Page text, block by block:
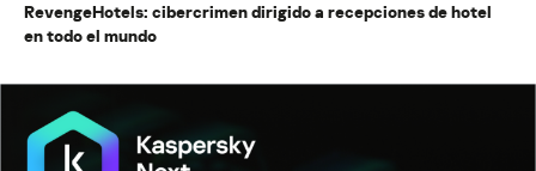
RevengeHotels: cibercrimen dirigido a recepciones de hotel
en todo el mundo